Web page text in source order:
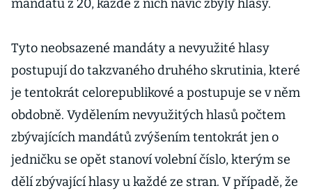
mandátů z 20, každé z nich navíc zbyly hlasy.
Tyto neobsazené mandáty a nevyužité hlasy
postupují do takzvaného druhého skrutinia, které
je tentokrát celorepublikové a postupuje se v něm
obdobně. Vydělením nevyužitých hlasů počtem
zbývajících mandátů zvýšením tentokrát jen o
jedničku se opět stanoví volební číslo, kterým se
dělí zbývající hlasy u každé ze stran. V případě, že